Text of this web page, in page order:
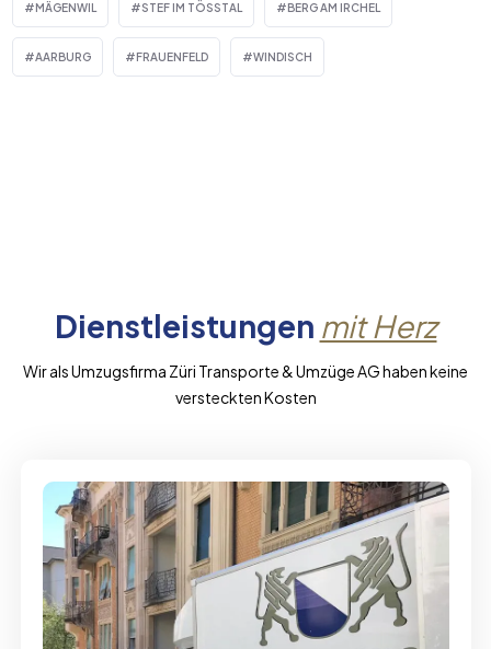
MÄGENWIL STEF IM TÖSSTAL BERG AM IRCHEL
AARBURG FRAUENFELD WINDISCH
Dienstleistungen mit Herz
Wir als Umzugsfirma Züri Transporte & Umzüge AG haben keine
versteckten Kosten